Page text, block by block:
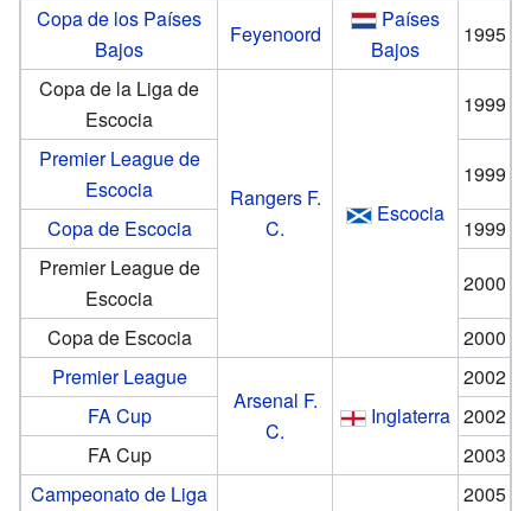
Copa de los Países
Bajos
Feyenoord
Países
Bajos
1995
Copa de la Liga de
Escocia
Rangers F.
C.
Escocia
1999
Premier League de
Escocia
1999
Copa de Escocia
1999
Premier League de
Escocia
2000
Copa de Escocia
2000
Premier League
Arsenal F.
C.
Inglaterra
2002
FA Cup
2002
FA Cup
2003
Campeonato de Liga
2005